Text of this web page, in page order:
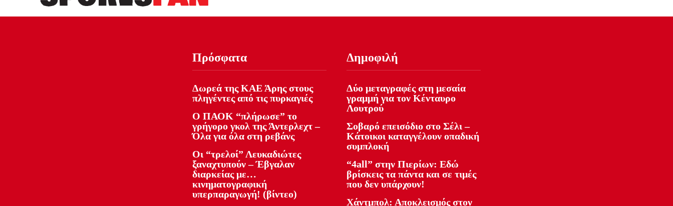
Πρόσφατα
Δωρεά της ΚΑΕ Άρης στους
πληγέντες από τις πυρκαγιές
Ο ΠΑΟΚ “πλήρωσε” το
γρήγορο γκολ της Άντερλεχτ –
Όλα για όλα στη ρεβάνς
Οι “τρελοί” Λευκαδιώτες
ξαναχτυπούν – Έβγαλαν
διαρκείας με…
κινηματογραφική
υπερπαραγωγή! (βίντεο)
Δημοφιλή
Δύο μεταγραφές στη μεσαία
γραμμή για τον Κένταυρο
Λουτρού
Σοβαρό επεισόδιο στο Σέλι –
Κάτοικοι καταγγέλουν οπαδική
συμπλοκή
“4all” στην Πιερίων: Εδώ
βρίσκεις τα πάντα και σε τιμές
που δεν υπάρχουν!
Χάντμπολ: Αποκλεισμός στον